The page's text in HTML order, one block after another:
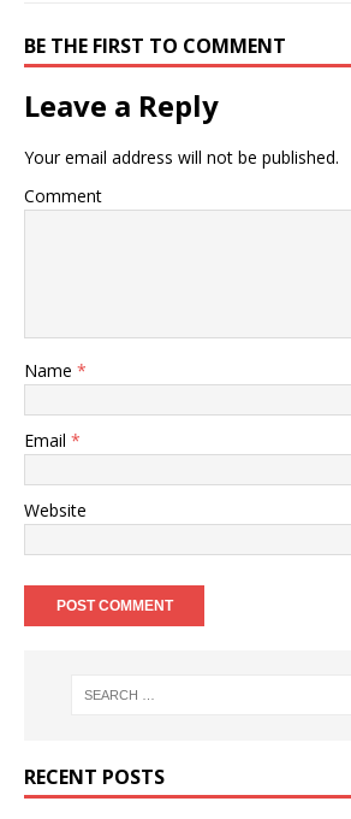
BE THE FIRST TO COMMENT
Leave a Reply
Your email address will not be published.
Comment
Name *
Email *
Website
RECENT POSTS